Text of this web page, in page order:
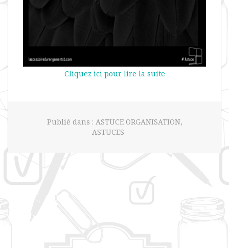
Cliquez ici pour lire la suite
Publié dans : ASTUCE ORGANISATION,
ASTUCES